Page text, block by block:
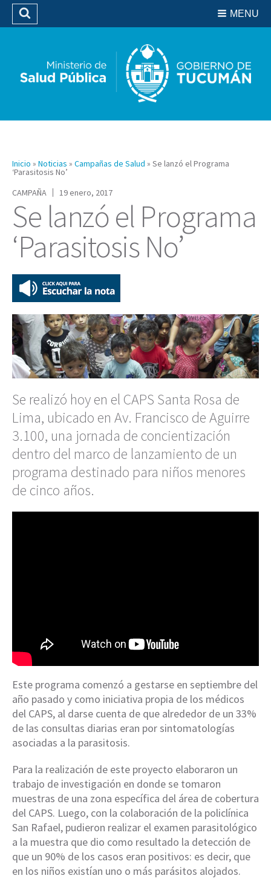
Biblioteca
MENU
Buscar
Inicio » Noticias » Campañas de Salud » Se lanzó el Programa
‘Parasitosis No’
CAMPAÑA
19 enero, 2017
Se lanzó el Programa
‘Parasitosis No’
Se realizó hoy en el CAPS Santa Rosa de
Lima, ubicado en Av. Francisco de Aguirre
3.100, una jornada de concientización
dentro del marco de lanzamiento de un
programa destinado para niños menores
de cinco años.
Este programa comenzó a gestarse en septiembre del
año pasado y como iniciativa propia de los médicos
del CAPS, al darse cuenta de que alrededor de un 33%
de las consultas diarias eran por sintomatologías
asociadas a la parasitosis.
Para la realización de este proyecto elaboraron un
trabajo de investigación en donde se tomaron
muestras de una zona específica del área de cobertura
del CAPS. Luego, con la colaboración de la policlínica
San Rafael, pudieron realizar el examen parasitológico
a la muestra que dio como resultado la detección de
que un 90% de los casos eran positivos: es decir, que
en los niños existían uno o más parásitos alojados.